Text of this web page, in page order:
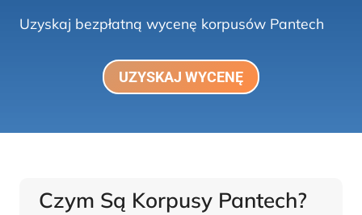
Uzyskaj bezpłatną wycenę korpusów Pantech
UZYSKAJ WYCENĘ
Czym Są Korpusy Pantech?